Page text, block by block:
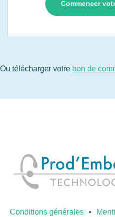
Ou télécharger votre bon de
Conditions générales